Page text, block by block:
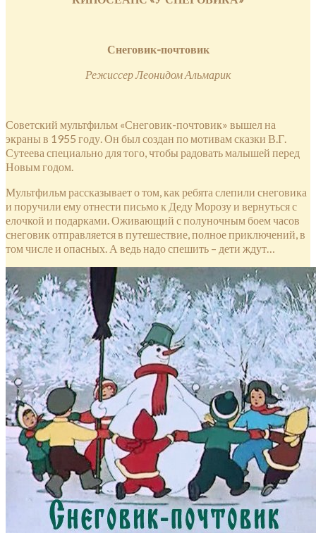
Снеговик-почтовик
Режиссер Леонидом Альмарик
Советский мультфильм «Снеговик-почтовик» вышел на
экраны в 1955 году. Он был создан по мотивам сказки В.Г.
Сутеева специально для того, чтобы радовать малышей перед
Новым годом.
Мультфильм рассказывает о том, как ребята слепили снеговика
и поручили ему отнести письмо к Деду Морозу и вернуться с
елочкой и подарками. Оживающий с полуночным боем часов
снеговик отправляется в путешествие, полное приключений, в
том числе и опасных. А ведь надо спешить – дети ждут…